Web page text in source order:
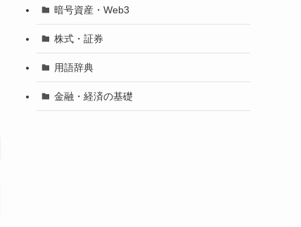
暗号資産・Web3
株式・証券
用語辞典
金融・経済の基礎